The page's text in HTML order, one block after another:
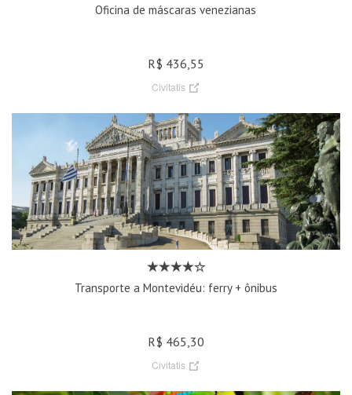
Oficina de máscaras venezianas
R$ 436,55
Civitatis
Transporte a Montevidéu: ferry + ônibus
R$ 465,30
Civitatis